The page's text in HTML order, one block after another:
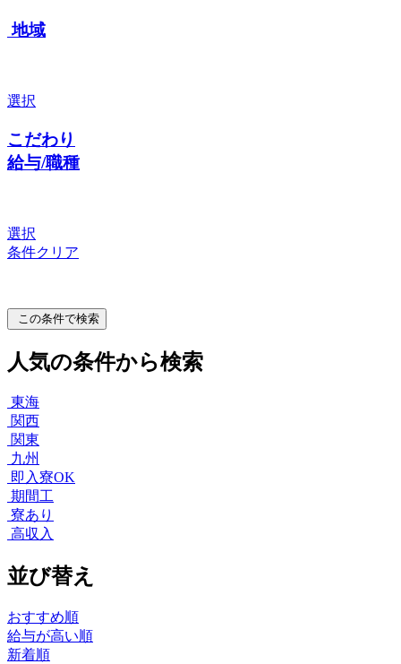
地域
選択
こだわり
給与/職種
選択
条件クリア
この条件で検索
人気の条件から検索
東海
関西
関東
九州
即入寮OK
期間工
寮あり
高収入
並び替え
おすすめ順
給与が高い順
新着順